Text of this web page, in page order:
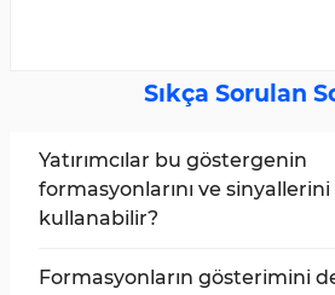
Sıkça Sorulan
Yatırımcılar bu göstergenin
formasyonlarını ve sinyallerini
kullanabilir?
alarak James16 Patterns
Formasyonların gösterimini